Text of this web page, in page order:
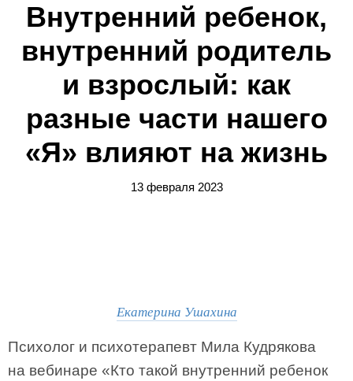
Внутренний ребенок,
внутренний родитель
и взрослый: как
разные части нашего
«Я» влияют на жизнь
13 февраля 2023
Екатерина Ушахина
Психолог и психотерапевт Мила Кудрякова
на вебинаре «Кто такой внутренний ребенок